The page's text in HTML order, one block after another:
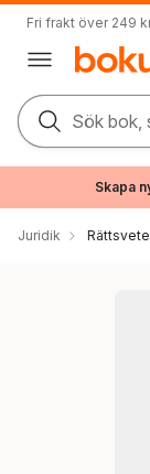
Fri frakt över 249
Sök bok,
Skapa
Juridik